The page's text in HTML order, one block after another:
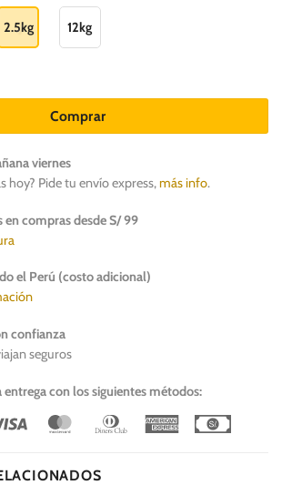
2.5kg 12kg
peso - Adulto de raza med y gr cantidad
Comprar
viernes
hoy? Pide tu envío express,más info.
en compras desde S/ 99
el Perú (costo adicional)
confianza
seguros
con los siguientes métodos:
Visa MasterCardDinners
American